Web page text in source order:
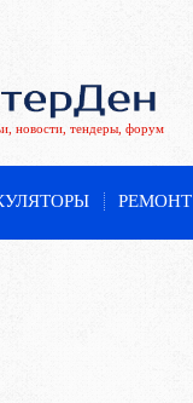
новости, тендеры, форум
РЕМОНТ